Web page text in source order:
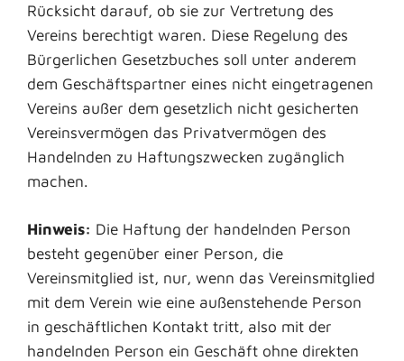
Rücksicht darauf, ob sie zur Vertretung des
Vereins berechtigt waren. Diese Regelung des
Bürgerlichen Gesetzbuches soll unter anderem
dem Geschäftspartner eines nicht eingetragenen
Vereins außer dem gesetzlich nicht gesicherten
Vereinsvermögen das Privatvermögen des
Handelnden zu Haftungszwecken zugänglich
machen.
Hinweis: Die Haftung der handelnden Person
besteht gegenüber einer Person, die
Vereinsmitglied ist, nur, wenn das Vereinsmitglied
mit dem Verein wie eine außenstehende Person
in geschäftlichen Kontakt tritt, also mit der
handelnden Person ein Geschäft ohne direkten